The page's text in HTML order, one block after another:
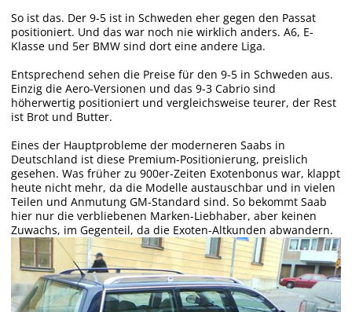
So ist das. Der 9-5 ist in Schweden eher gegen den Passat
positioniert. Und das war noch nie wirklich anders. A6, E-
Klasse und 5er BMW sind dort eine andere Liga.
Entsprechend sehen die Preise für den 9-5 in Schweden aus.
Einzig die Aero-Versionen und das 9-3 Cabrio sind
höherwertig positioniert und vergleichsweise teurer, der Rest
ist Brot und Butter.
Eines der Hauptprobleme der moderneren Saabs in
Deutschland ist diese Premium-Positionierung, preislich
gesehen. Was früher zu 900er-Zeiten Exotenbonus war, klappt
heute nicht mehr, da die Modelle austauschbar und in vielen
Teilen und Anmutung GM-Standard sind. So bekommt Saab
hier nur die verbliebenen Marken-Liebhaber, aber keinen
Zuwachs, im Gegenteil, da die Exoten-Altkunden abwandern.